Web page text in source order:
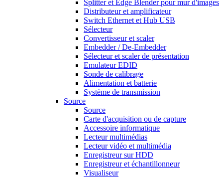
Splitter et Edge Blender pour mur d'images
Distributeur et amplificateur
Switch Ethernet et Hub USB
Sélecteur
Convertisseur et scaler
Embedder / De-Embedder
Sélecteur et scaler de présentation
Emulateur EDID
Sonde de calibrage
Alimentation et batterie
Système de transmission
Source
Source
Carte d'acquisition ou de capture
Accessoire informatique
Lecteur multimédias
Lecteur vidéo et multimédia
Enregistreur sur HDD
Enregistreur et échantillonneur
Visualiseur